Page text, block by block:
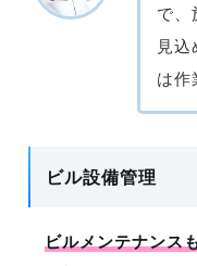
で、
見
は作
ビル設備管理
ビルメンテナンス